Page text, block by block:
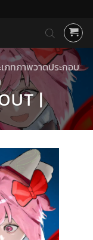
ภทภาพวาดประกอบ
|